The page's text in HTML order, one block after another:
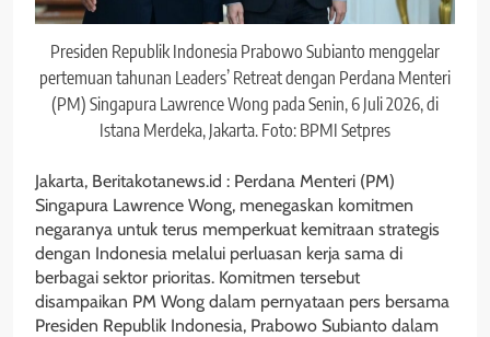
Presiden Republik Indonesia Prabowo Subianto menggelar
pertemuan tahunan Leaders’ Retreat dengan Perdana Menteri
(PM) Singapura Lawrence Wong pada Senin, 6 Juli 2026, di
Istana Merdeka, Jakarta. Foto: BPMI Setpres
Jakarta, Beritakotanews.id : Perdana Menteri (PM)
Singapura Lawrence Wong, menegaskan komitmen
negaranya untuk terus memperkuat kemitraan strategis
dengan Indonesia melalui perluasan kerja sama di
berbagai sektor prioritas. Komitmen tersebut
disampaikan PM Wong dalam pernyataan pers bersama
Presiden Republik Indonesia, Prabowo Subianto dalam